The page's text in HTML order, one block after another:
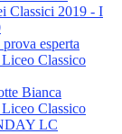
Classici 2019 - I
esperta
Classico
Bianca
Classico
LC